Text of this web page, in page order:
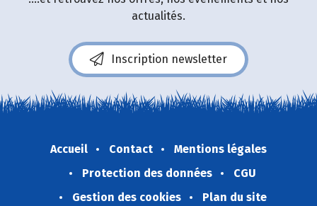
actualités.
Inscription newsletter
Accueil Contact
Mentions légales
Protection des données
CGU
Gestion des cookies
Plan du site